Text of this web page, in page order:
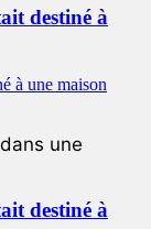
destiné à
une
destiné à